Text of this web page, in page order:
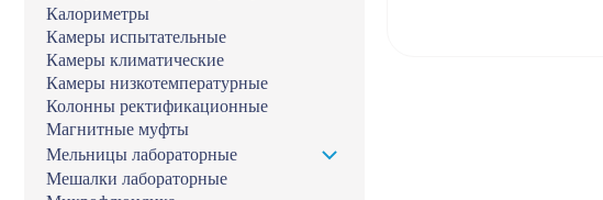
Калориметры
Камеры испытательные
Камеры климатические
Камеры низкотемпературные
Колонны ректификационные
Магнитные муфты
Мельницы лабораторные
Мешалки лабораторные